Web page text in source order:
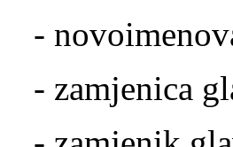
-
- zamjenica